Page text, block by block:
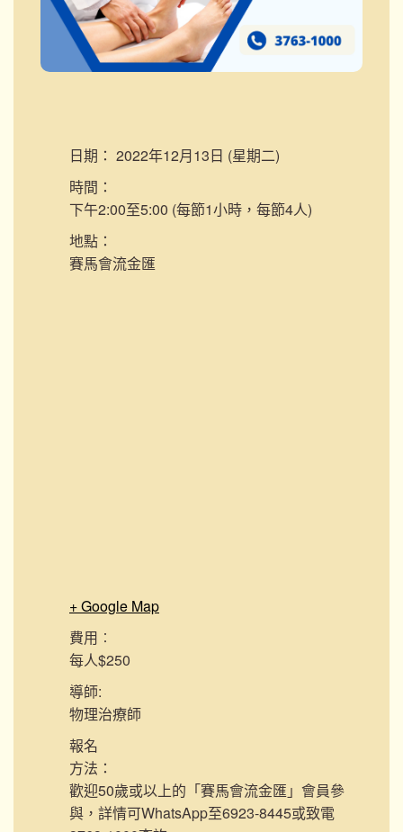
日期： 2022年12月13日 (星期二)
時間：
下午2:00至5:00 (每節1小時，每節4人)
地點：
賽馬會流金匯
+ Google Map
費用︰
每人$250
導師:
物理治療師
報名
方法：
歡迎50歲或以上的「賽馬會流金匯」會員參
與，詳情可WhatsApp至6923-8445或致電